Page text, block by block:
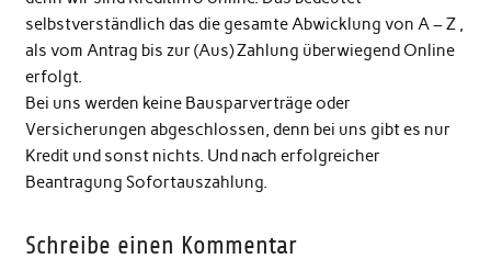
selbstverständlich das die gesamte Abwicklung von A – Z ,
als vom Antrag bis zur (Aus) Zahlung überwiegend Online
erfolgt.
Bei uns werden keine Bausparverträge oder
Versicherungen abgeschlossen, denn bei uns gibt es nur
Kredit und sonst nichts. Und nach erfolgreicher
Beantragung Sofortauszahlung.
Schreibe einen Kommentar